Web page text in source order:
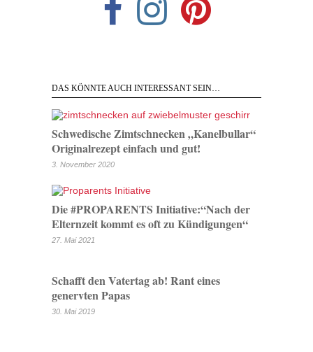
DAS KÖNNTE AUCH INTERESSANT SEIN…
Schwedische Zimtschnecken „Kanelbullar“
Originalrezept einfach und gut!
3. November 2020
Die #PROPARENTS Initiative:“Nach der
Elternzeit kommt es oft zu Kündigungen“
27. Mai 2021
Schafft den Vatertag ab! Rant eines
genervten Papas
30. Mai 2019